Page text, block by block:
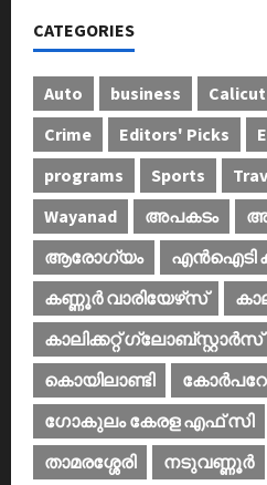
CATEGORIES
Auto business
Crime
Editors' Picks
programs
Sports
Wayanad
അപകടം
ആരോഗ്യം
എൻഐടി
കണ്ണൂര്‍ വാരിയേഴ്‌സ്
കാലിക്കറ്റ് ഗ്ലോബ്സ്റ്റാർസ്
കൊയിലാണ്ടി
ഗോകുലം കേരള എഫ് സി
താമരശ്ശേരി
നടുവണ്ണൂര്‍